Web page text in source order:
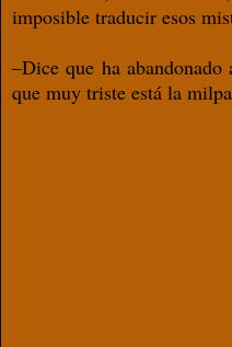
imposible traducir esos
–Dice que ha
que muy triste está la